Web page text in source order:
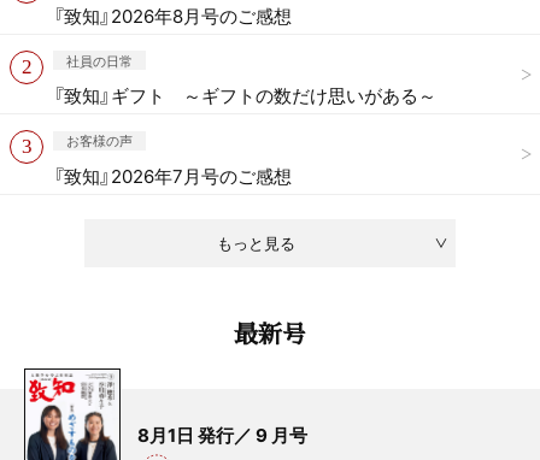
もっと見る
『致知』2026年8月号のご感想
社員の日常
『致知』ギフト ～ギフトの数だけ思いがある～
お客様の声
『致知』2026年7月号のご感想
最新号
8月1日 発行／ 9 月号